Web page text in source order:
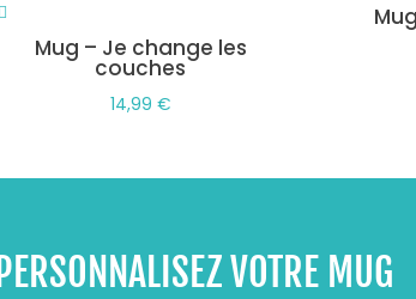
Mug – Je change les
couches
14,99 €
PERSONNALISEZ VOTRE MUG